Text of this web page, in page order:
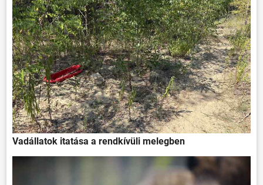
Vadállatok itatása a rendkívüli melegben